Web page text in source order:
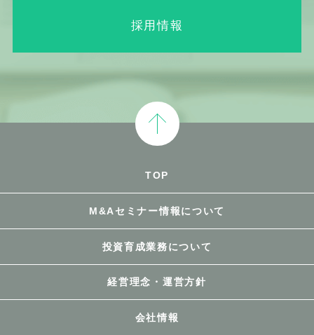
採用情報
TOP
M&Aセミナー情報について
投資育成業務について
経営理念・運営方針
会社情報